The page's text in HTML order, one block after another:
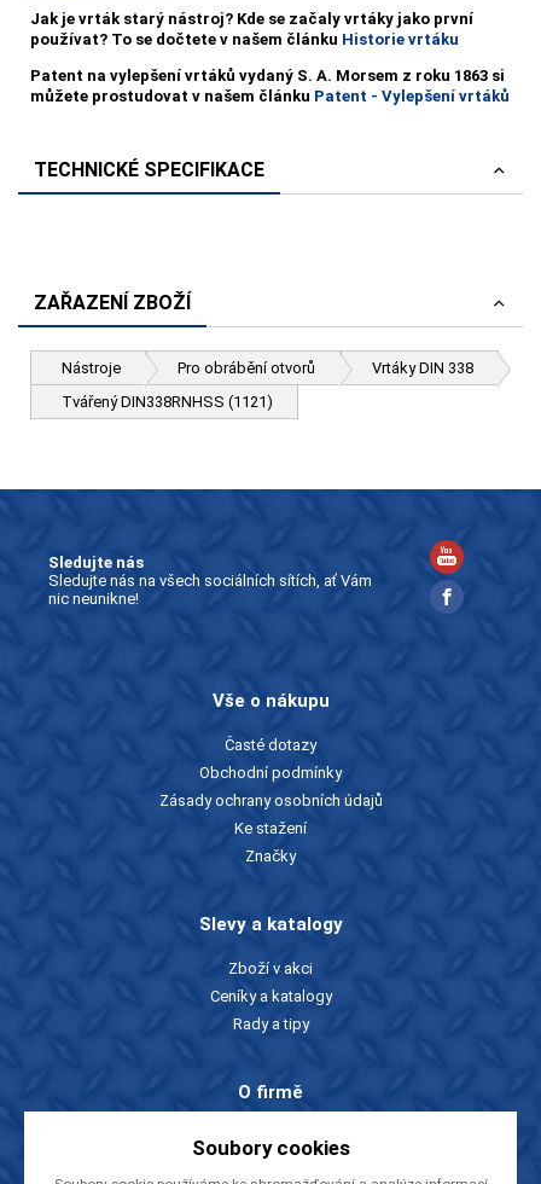
Jak je vrták starý nástroj? Kde se začaly vrtáky jako první
používat? To se dočtete v našem článku Historie vrtáku
Patent na vylepšení vrtáků vydaný S. A. Morsem z roku 1863 si
můžete prostudovat v našem článku Patent - Vylepšení vrtáků
TECHNICKÉ SPECIFIKACE
ZAŘAZENÍ ZBOŽÍ
Nástroje Pro obrábění otvorů
Vrtáky DIN 338
Tvářený DIN338RNHSS (1121)
Sledujte nás
Sledujte nás na všech sociálních sítích, ať Vám
nic neunikne!
Vše o nákupu
Časté dotazy
Obchodní podmínky
Zásady ochrany osobních údajů
Ke stažení
Značky
Slevy a katalogy
Zboží v akci
Ceníky a katalogy
Rady a tipy
O firmě
Kontakty
Soubory cookies